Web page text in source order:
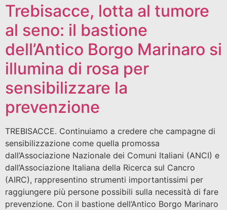
Trebisacce, lotta al tumore
al seno: il bastione
dell’Antico Borgo Marinaro si
illumina di rosa per
sensibilizzare la
prevenzione
TREBISACCE. Continuiamo a credere che campagne di
sensibilizzazione come quella promossa
dall’Associazione Nazionale dei Comuni Italiani (ANCI) e
dall’Associazione Italiana della Ricerca sul Cancro
(AIRC), rappresentino strumenti importantissimi per
raggiungere più persone possibili sulla necessità di fare
prevenzione. Con il bastione dell’Antico Borgo Marinaro